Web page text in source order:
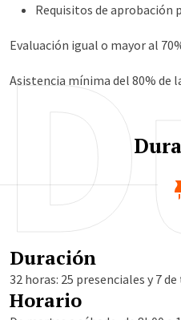
Requisitos de aprobación
Evaluación igual o mayor al
Asistencia mínima del 80% de
Duración
32 horas: 25 presenciales y 7
Horario